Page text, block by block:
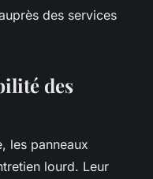
des services
des
les panneaux
lourd. Leur